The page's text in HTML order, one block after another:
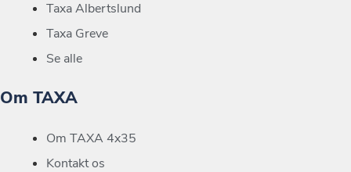
Taxa Albertslund
Taxa Greve
Se alle
Om TAXA
Om TAXA 4x35
Kontakt os